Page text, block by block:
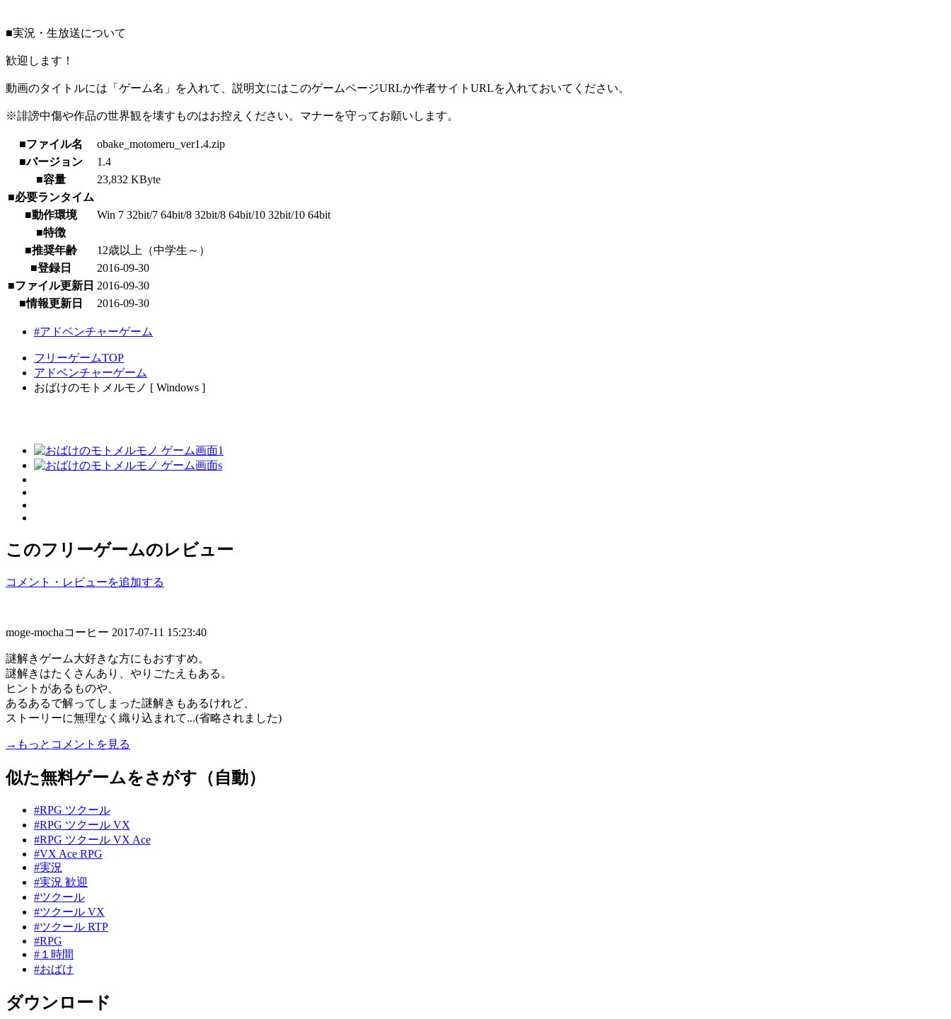
■実況・生放送について
歓迎します！
動画のタイトルには「ゲーム名」を入れて、説明文にはこのゲームページURLか作者サイトURLを入れておいてください。
※誹謗中傷や作品の世界観を壊すものはお控えください。マナーを守ってお願いします。
■ファイル名
obake_motomeru_ver1.4.zip
■バージョン
1.4
■容量
23,832 KByte
■必要ランタイム
■動作環境
Win 7 32bit/7 64bit/8 32bit/8 64bit/10 32bit/10 64bit
■特徴
■推奨年齢
12歳以上（中学生～）
■登録日
2016-09-30
■ファイル更新日 2016-09-30
■情報更新日
2016-09-30
#アドベンチャーゲーム
フリーゲームTOP
アドベンチャーゲーム
おばけのモトメルモノ [ Windows ]
このフリーゲームのレビュー
コメント・レビューを追加する
moge-mochaコーヒー 2017-07-11 15:23:40
謎解きゲーム大好きな方にもおすすめ。
謎解きはたくさんあり、やりごたえもある。
ヒントがあるものや、
あるあるで解ってしまった謎解きもあるけれど、
ストーリーに無理なく織り込まれて...(省略されました)
→もっとコメントを見る
似た無料ゲームをさがす（自動）
#RPG ツクール
#RPG ツクール VX
#RPG ツクール VX Ace
#VX Ace RPG
#実況
#実況 歓迎
#ツクール
#ツクール VX
#ツクール RTP
#RPG
#１時間
#おばけ
ダウンロード